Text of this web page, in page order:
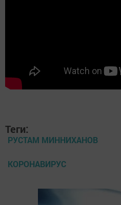
Теги:
РУСТАМ МИННИХАНОВ
КОРОНАВИРУС